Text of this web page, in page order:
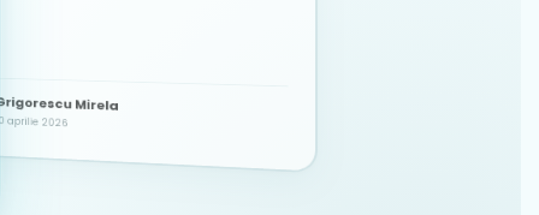
Grigorescu Mirela
10 aprilie 2026